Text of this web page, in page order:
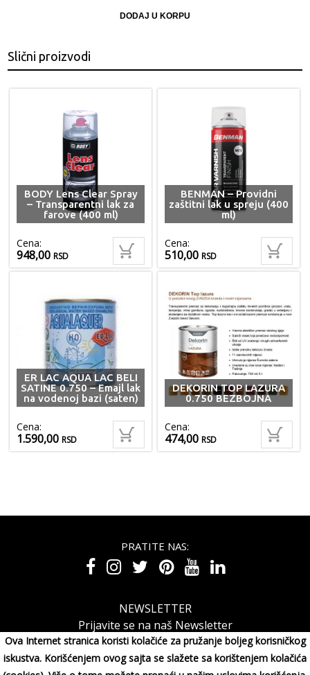
Ova Internet stranica koristi kolačiće za pružanje boljeg korisničkog
iskustva. Korišćenjem ovog sajta se slažete sa korištenjem kolačića
DODAJ U KORPU
Slični proizvodi
BODY Lens Clear Spray
– Transparentni lak za
farove (400 ml)
Cena:
948,00RSD
BENMAN – Providni
zaštitni lak u spreju (400
ml)
Cena:
510,00RSD
ER LAC AQUA LAC BELI
SATINE 0.750 – Emajl lak
na vodenoj bazi (saten)
Cena:
1.590,00RSD
DEKORIN TOP LAZURA
0.750 BEZBOJNA
Cena:
474,00RSD
PRATITE NAS:
NEWSLETTER
Prijavite se na naš Newsletter